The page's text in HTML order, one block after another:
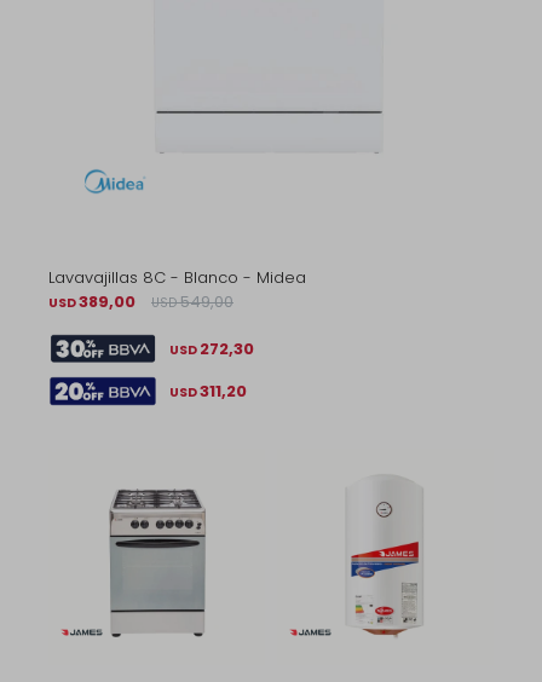
Lavavajillas 8C - Blanco - Midea
USD389,00 USD 549,00
USD 272,30
USD311,20